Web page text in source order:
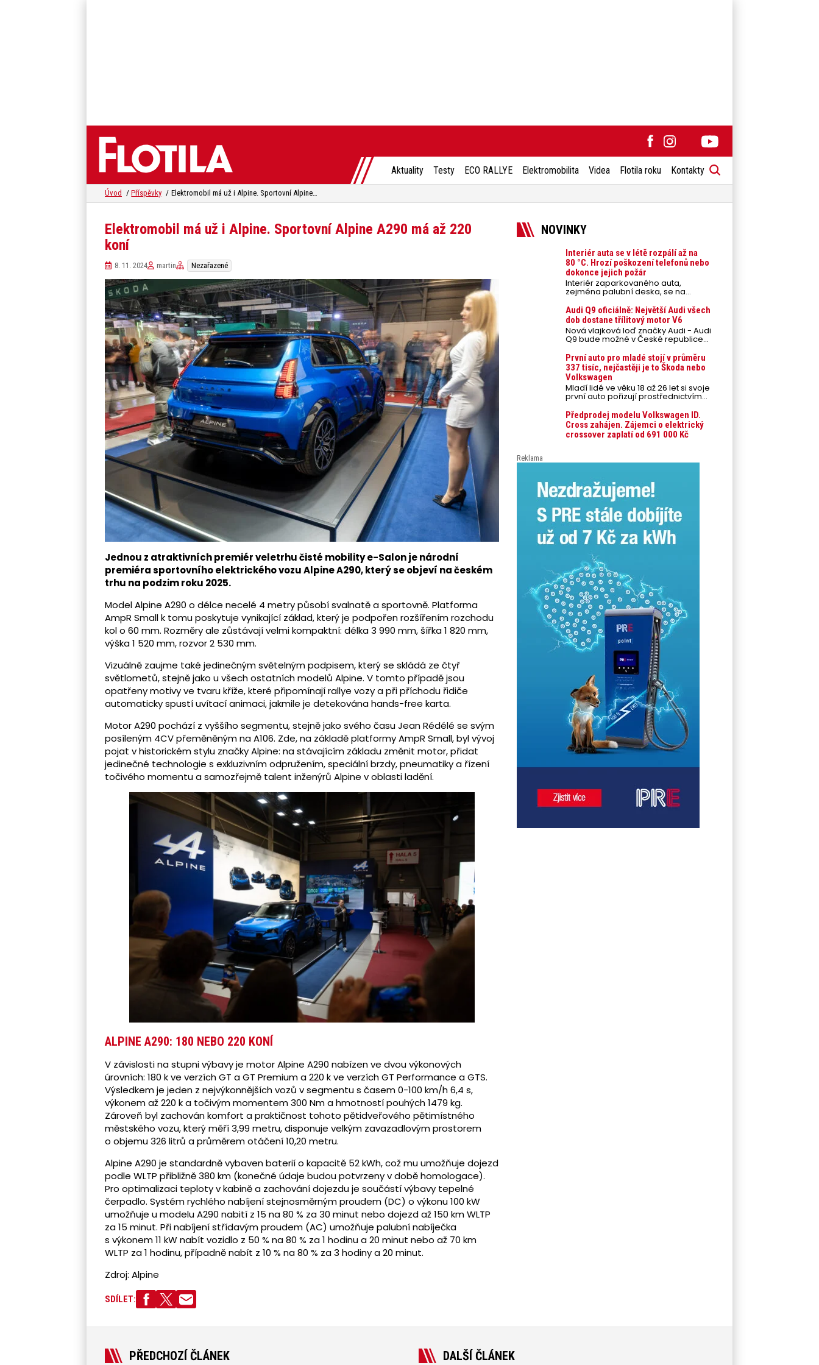
Aktuality Testy ECO RALLYE Elektromobilita Videa Flotila roku Kontakty
Úvod Příspěvky Elektromobil má už i Alpine. Sportovní Alpine A290 má až 220 koní
Elektromobil má už i Alpine. Sportovní Alpine A290 má až 220
koní
8. 11. 2024 martin Nezařazené
Jednou z atraktivních premiér veletrhu čisté mobility e-Salon je národní
premiéra sportovního elektrického vozu Alpine A290, který se objeví na českém
trhu na podzim roku 2025.
Model Alpine A290 o délce necelé 4 metry působí svalnatě a sportovně. Platforma
AmpR Small k tomu poskytuje vynikající základ, který je podpořen rozšířením rozchodu
kol o 60 mm. Rozměry ale zůstávají velmi kompaktní: délka 3 990 mm, šířka 1 820 mm,
výška 1 520 mm, rozvor 2 530 mm.
Vizuálně zaujme také jedinečným světelným podpisem, který se skládá ze čtyř
světlometů, stejně jako u všech ostatních modelů Alpine. V tomto případě jsou
opatřeny motivy ve tvaru kříže, které připomínají rallye vozy a při příchodu řidiče
automaticky spustí uvítací animaci, jakmile je detekována hands-free karta.
Motor A290 pochází z vyššího segmentu, stejně jako svého času Jean Rédélé se svým
posíleným 4CV přeměněným na A106. Zde, na základě platformy AmpR Small, byl vývoj
pojat v historickém stylu značky Alpine: na stávajícím základu změnit motor, přidat
jedinečné technologie s exkluzivním odpružením, speciální brzdy, pneumatiky a řízení
točivého momentu a samozřejmě talent inženýrů Alpine v oblasti ladění.
ALPINE A290: 180 NEBO 220 KONÍ
V závislosti na stupni výbavy je motor Alpine A290 nabízen ve dvou výkonových
úrovních: 180 k ve verzích GT a GT Premium a 220 k ve verzích GT Performance a GTS.
Výsledkem je jeden z nejvýkonnějších vozů v segmentu s časem 0-100 km/h 6,4 s,
výkonem až 220 k a točivým momentem 300 Nm a hmotností pouhých 1479 kg.
Zároveň byl zachován komfort a praktičnost tohoto pětidveřového pětimístného
městského vozu, který měří 3,99 metru, disponuje velkým zavazadlovým prostorem
o objemu 326 litrů a průměrem otáčení 10,20 metru.
Alpine A290 je standardně vybaven baterií o kapacitě 52 kWh, což mu umožňuje dojezd
podle WLTP přibližně 380 km (konečné údaje budou potvrzeny v době homologace).
Pro optimalizaci teploty v kabině a zachování dojezdu je součástí výbavy tepelné
čerpadlo. Systém rychlého nabíjení stejnosměrným proudem (DC) o výkonu 100 kW
umožňuje u modelu A290 nabití z 15 na 80 % za 30 minut nebo dojezd až 150 km WLTP
za 15 minut. Při nabíjení střídavým proudem (AC) umožňuje palubní nabíječka
s výkonem 11 kW nabít vozidlo z 50 % na 80 % za 1 hodinu a 20 minut nebo až 70 km
WLTP za 1 hodinu, případně nabít z 10 % na 80 % za 3 hodiny a 20 minut.
Zdroj: Alpine
SDÍLET:
NOVINKY
Interiér auta se v létě rozpálí až na
80 °C. Hrozí poškození telefonů nebo
dokonce jejich požár
Interiér zaparkovaného auta,
zejména palubní deska, se na
přímém slunci může během letních
veder rozpálit až na 80 °C. Takové
teploty představují nebezpečí pro
odložené mobilní telefony,
powerbanky nebo notebooky. Můžou
urychlit stárnutí baterií, poškodit
případech i zvýšit riziko požáru.
Audi Q9 oficiálně: Největší Audi všech
dob dostane třílitový motor V6
Nová vlajková loď značky Audi - Audi
Q9 bude možné v České republice
objednávat od prvního srpnového
týdne 2026, kde budou oznámeny
také české ceny.
První auto pro mladé stojí v průměru
337 tisíc, nejčastěji je to Škoda nebo
Volkswagen
Mladí lidé ve věku 18 až 26 let si svoje
první auto pořizují prostřednictvím
úvěrového financování jako ojeté. Je
to tak u 93,3 % lidí, jen 6,7 % si pořídí
nové auto. Průměrná pořizovací
cena vozu dosahuje 337 tisíc korun a
průměrná financovaná částka
posledních 10 let (2016–2026).
Předprodej modelu Volkswagen ID.
Cross zahájen. Zájemci o elektrický
crossover zaplatí od 691 000 Kč
Reklama
PŘEDCHOZÍ ČLÁNEK DALŠÍ ČLÁNEK